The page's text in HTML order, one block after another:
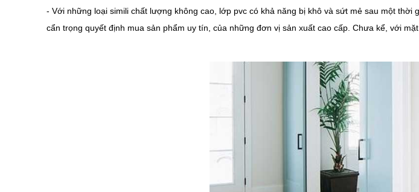
- Với những loại simili chất lượng không cao, lớp pvc có khả năng bị khô và sứt mẻ sau một
cẩn trọng quyết định mua sản phẩm uy tín, của những đơn vị sản xuất cao cấp. Chưa kể, với